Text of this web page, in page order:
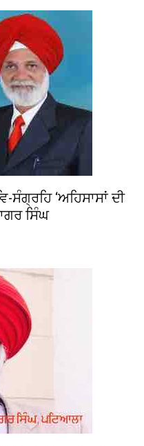
ਸੰਗ੍ਰਹਿ ‘ਅਹਿਸਾਸਾਂ ਦੀ
ਸਿੰਘ